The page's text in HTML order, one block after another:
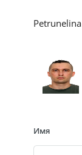
Petrunelina
Имя